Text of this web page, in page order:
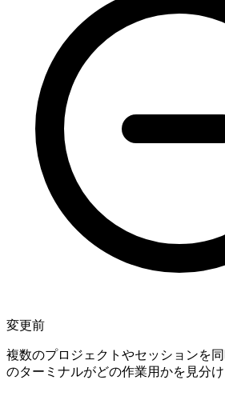
変更前
複数のプロジェクトやセッションを
のターミナルがどの作業用かを見分け